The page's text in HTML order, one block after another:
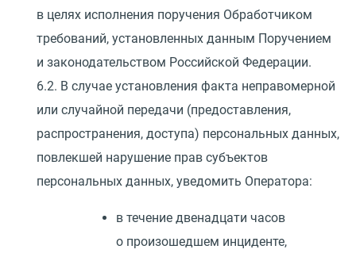
в целях исполнения поручения Обработчиком
требований, установленных данным Поручением
и законодательством Российской Федерации.
6.2. В случае установления факта неправомерной
или случайной передачи (предоставления,
распространения, доступа) персональных данных,
повлекшей нарушение прав субъектов
персональных данных, уведомить Оператора:
в течение двенадцати часов
о произошедшем инциденте,